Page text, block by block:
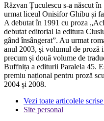
Răzvan Țuculescu s-a născut
urmat liceul Onisifor Ghibu și
A debutat în 1991 cu proza
debutat editorial la editura
gând însângerat”. Au urmat
anul 2003, și volumul de proză
precum și două volume de
Buffnița a editurii Paralela 45.
premiu național pentru proză
2004 și 2008.
Vezi toate articolele
Site personal